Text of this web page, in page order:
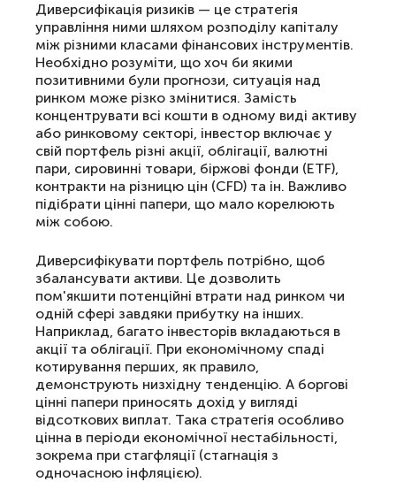
Диверсифікація ризиків — це стратегія
управління ними шляхом розподілу капіталу
між різними класами фінансових інструментів.
Необхідно розуміти, що хоч би якими
позитивними були прогнози, ситуація над
ринком може різко змінитися. Замість
концентрувати всі кошти в одному виді активу
або ринковому секторі, інвестор включає у
свій портфель різні акції, облігації, валютні
пари, сировинні товари, біржові фонди (ETF),
контракти на різницю цін (CFD) та ін. Важливо
підібрати цінні папери, що мало корелюють
між собою.
Диверсифікувати портфель потрібно, щоб
збалансувати активи. Це дозволить
пом'якшити потенційні втрати над ринком чи
одній сфері завдяки прибутку на інших.
Наприклад, багато інвесторів вкладаються в
акції та облігації. При економічному спаді
котирування перших, як правило,
демонструють низхідну тенденцію. А боргові
цінні папери приносять дохід у вигляді
відсоткових виплат. Така стратегія особливо
цінна в періоди економічної нестабільності,
зокрема при стагфляції (стагнація з
одночасною інфляцією).